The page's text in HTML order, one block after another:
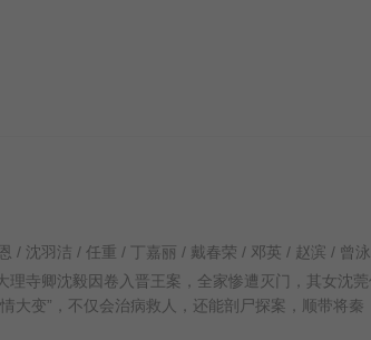
寺卿沈毅因卷入晋王案，全家惨遭灭门，其女沈
大变”，不仅会治病救人，还能剖尸探案，顺带将秦